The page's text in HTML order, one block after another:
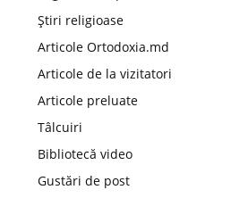
Știri religioase
Articole Ortodoxia.md
Articole de la vizitatori
Articole preluate
Tâlcuiri
Bibliotecă video
Gustări de post